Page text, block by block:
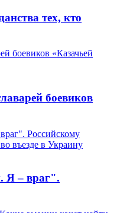
тех, кто
боевиков
Я – враг".